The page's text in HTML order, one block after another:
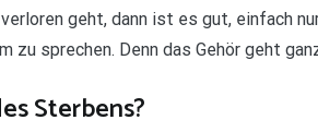
geht, dann ist es gut, einfach
zu sprechen. Denn das Gehör geht
Sterbens?